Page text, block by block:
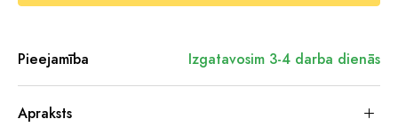
Pieejamība Izgatavosim 3-4 darba dienās
Apraksts